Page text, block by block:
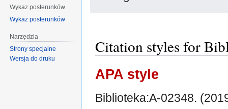
Citation styles for
APA style
Biblioteka:A-02348.
Wykaz posterunków
Wykaz posterunków
Narzędzia
Strony specjalne
Wersja do druku